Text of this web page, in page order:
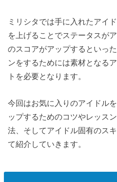
ミリシタでは手に入れたアイ
を上げることでステータスが
のスコアがアップするといっ
ンをするためには素材となる
トを必要となります。
今回はお気に入りのアイドル
ップするためのコツやレッス
法、そしてアイドル固有のス
て紹介していきます。